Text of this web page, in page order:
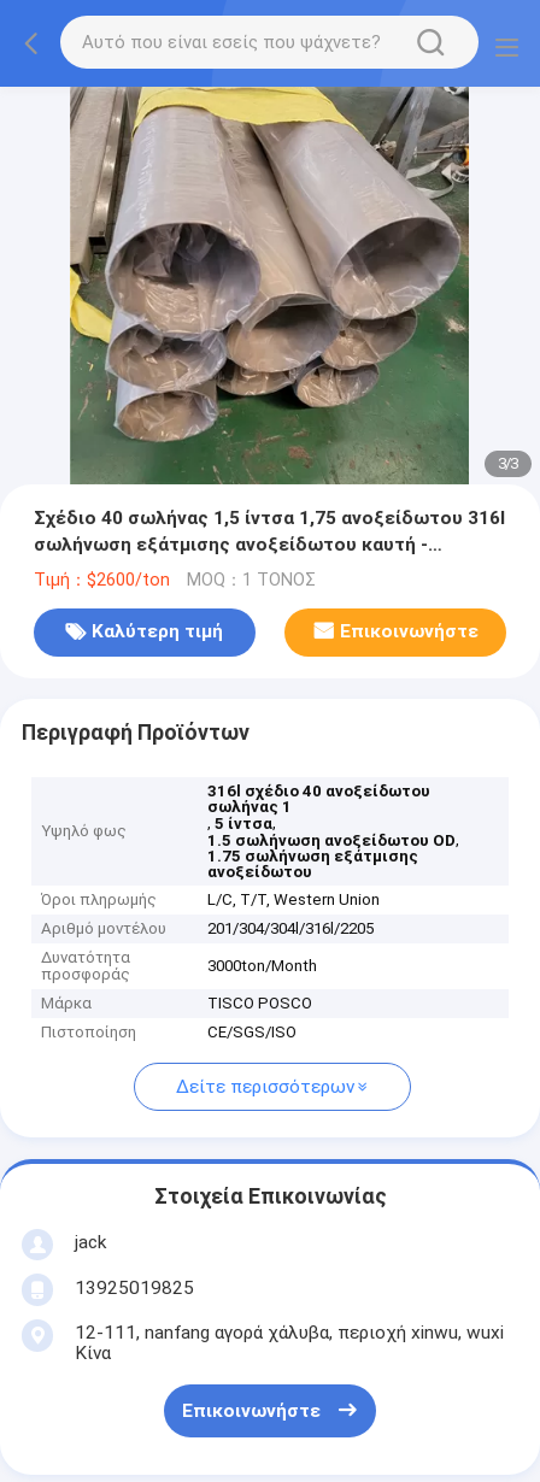
3/3
Σχέδιο 40 σωλήνας 1,5 ίντσα 1,75 ανοξείδωτου 316l
σωλήνωση εξάτμισης ανοξείδωτου καυτή -
κυλημένος
Τιμή：$2600/ton MOQ：1 ΤΟΝΟΣ
Καλύτερη τιμή Επικοινωνήστε
Περιγραφή Προϊόντων
Υψηλό φως
316l σχέδιο 40 ανοξείδωτου
σωλήνας 1
,5 ίντσα,
1.5 σωλήνωση ανοξείδωτου OD,
1.75 σωλήνωση εξάτμισης
ανοξείδωτου
Όροι πληρωμής
L/C, T/T, Western Union
Αριθμό μοντέλου
201/304/304l/316l/2205
Δυνατότητα
προσφοράς
3000ton/Month
Μάρκα
TISCO POSCO
Πιστοποίηση
CE/SGS/ISO
Δείτε περισσότερων
Στοιχεία Επικοινωνίας
jack
13925019825
12-111, nanfang αγορά χάλυβα, περιοχή xinwu, wuxi
Κίνα
Επικοινωνήστε